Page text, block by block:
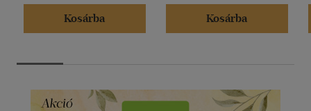
Kosárba
Kosárba